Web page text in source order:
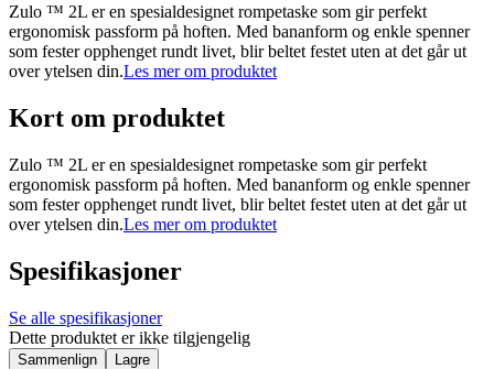
Zulo ™ 2L er en spesialdesignet rompetaske som gir perfekt
ergonomisk passform på hoften. Med bananform og enkle spenner
som fester opphenget rundt livet, blir beltet festet uten at det går ut
over ytelsen din.Les mer om produktet
Kort om produktet
Zulo ™ 2L er en spesialdesignet rompetaske som gir perfekt
ergonomisk passform på hoften. Med bananform og enkle spenner
som fester opphenget rundt livet, blir beltet festet uten at det går ut
over ytelsen din.Les mer om produktet
Spesifikasjoner
Se alle spesifikasjoner
Dette produktet er ikke tilgjengelig
Sammenlign Lagre